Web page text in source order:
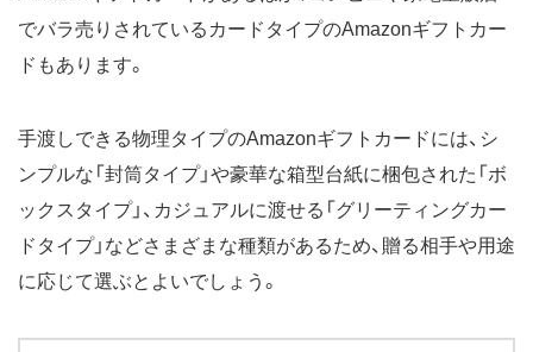
でバラ売りされているカードタイプのAmazonギフトカー
ドもあります。
手渡しできる物理タイプのAmazonギフトカードには、シ
ンプルな「封筒タイプ」や豪華な箱型台紙に梱包された「ボ
ックスタイプ」、カジュアルに渡せる「グリーティングカー
ドタイプ」などさまざまな種類があるため、贈る相手や用途
に応じて選ぶとよいでしょう。